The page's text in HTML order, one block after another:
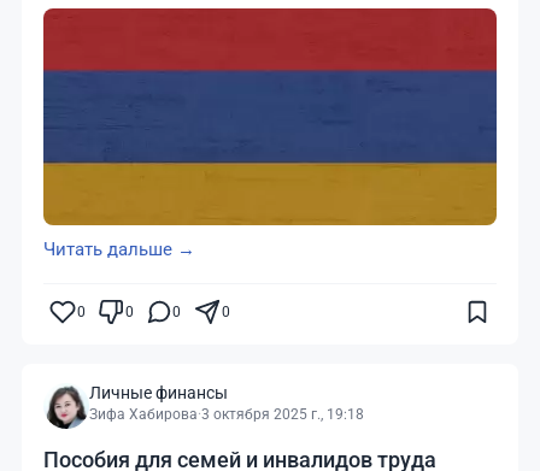
Читать дальше →
0 0 0 0
Личные финансы
Зифа Хабирова·3 октября 2025 г., 19:18
Пособия для семей и инвалидов труда